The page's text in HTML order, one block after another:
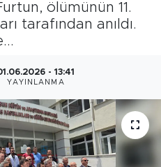
ölümünün 11.
tarafından anıldı.
- 13:41
YAYINLANMA